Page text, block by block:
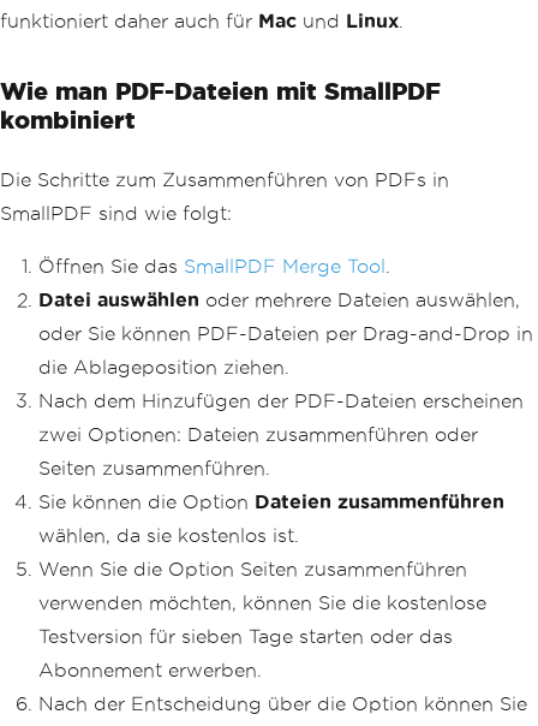
funktioniert daher auch für Mac und Linux
Wie man PDF-Dateien mit SmallPDF
kombiniert
Die Schritte zum Zusammenführen von PDFs in
SmallPDF sind wie folgt:
Öffnen Sie das SmallPDF Merge Tool
Datei auswählen oder mehrere Dateien auswählen,
oder Sie können PDF-Dateien per Drag-and-Drop in
die Ablageposition ziehen.
Nach dem Hinzufügen der PDF-Dateien erscheinen
zwei Optionen: Dateien zusammenführen oder
Seiten zusammenführen.
Sie können die Option Dateien zusammenführen
wählen, da sie kostenlos ist.
Wenn Sie die Option Seiten zusammenführen
verwenden möchten, können Sie die kostenlose
Testversion für sieben Tage starten oder das
Abonnement erwerben.
Nach der Entscheidung über die Option können Sie